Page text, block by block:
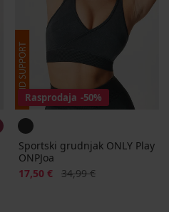
Rasprodaja -50%
Sportski grudnjak ONLY Play
ONPJoa
Popust
17,50 € Prvobitna cijena
34,99 €